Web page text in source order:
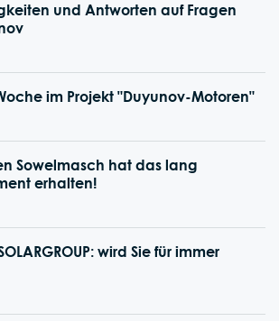
und Antworten auf Fragen
im Projekt "Duyunov-Motoren"
Sowelmasch hat das lang
erhalten!
wird Sie für immer